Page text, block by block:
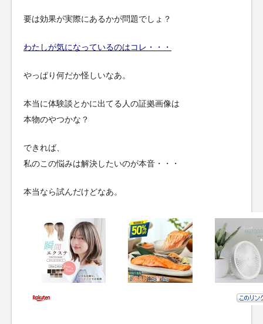
要は効果が実際にあるかが問題でしょ？
わたしが気になっているのはコレ・・・
やっぱり何だか怪しいなあ。
本当に体験談とかに出てる人の証拠画像は
本物のやつかな？
できれば、
私のこの悩みは解決したいのが本音・・・
本当なら試んだけどなあ。